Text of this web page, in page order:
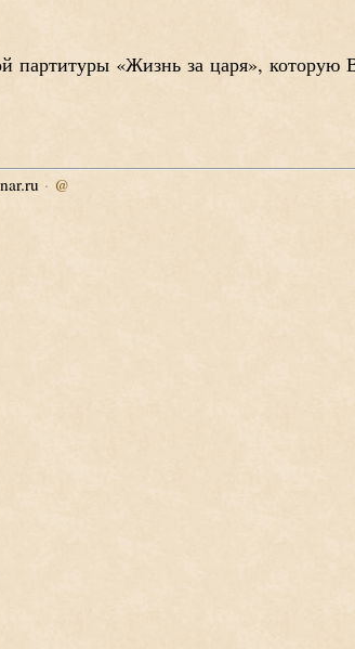
партитуры «Жизнь за царя»,
· @